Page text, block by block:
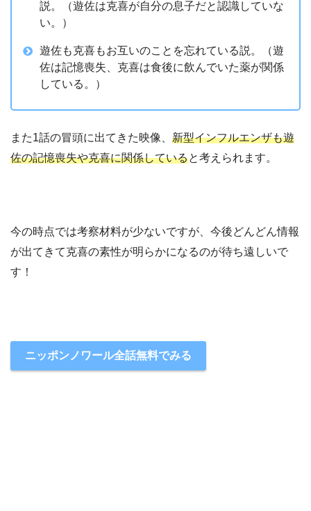
説。（遊佐は克喜が自分の息子だと認識していな
い。）
遊佐も克喜もお互いのことを忘れている説。（遊
佐は記憶喪失、克喜は食後に飲んでいた薬が関係
している。）
また1話の冒頭に出てきた映像、 新型インフルエンザも遊
佐の記憶喪失や克喜に関係していると考えられます。
今の時点では考察材料が少ないですが、今後どんどん情報
が出てきて克喜の素性が明らかになるのが待ち遠しいで
す！
ニッポンノワール全話無料でみる